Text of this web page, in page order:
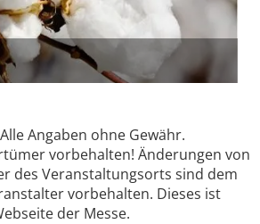
Alle Angaben ohne Gewähr.
vorbehalten! Änderungen von
des Veranstaltungsorts sind dem
vorbehalten. Dieses ist
der Messe.